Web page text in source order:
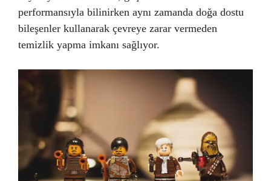
performansıyla bilinirken aynı zamanda doğa dostu
bileşenler kullanarak çevreye zarar vermeden
temizlik yapma imkanı sağlıyor.